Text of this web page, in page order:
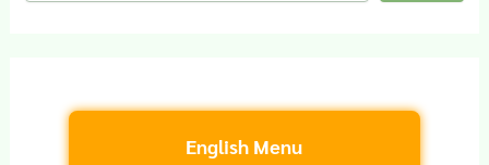
English Menu